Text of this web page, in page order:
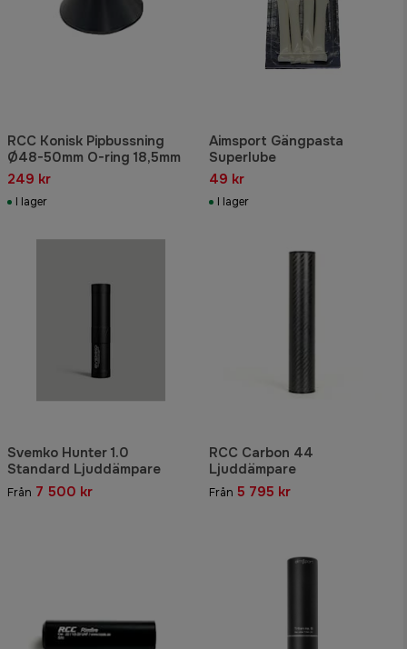
RCC Konisk Pipbussning
Ø48-50mm O-ring 18,5mm
249 kr
I lager
Aimsport Gängpasta
Superlube
49 kr
I lager
Svemko Hunter 1.0
Standard Ljuddämpare
Från 7 500 kr
RCC Carbon 44
Ljuddämpare
Från 5 795 kr